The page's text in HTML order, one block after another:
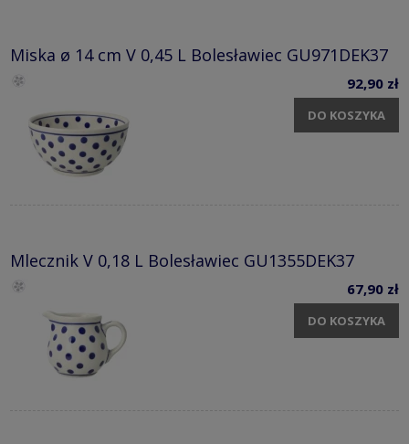
Miska ø 14 cm V 0,45 L Bolesławiec GU971DEK37
92,90 zł
DO KOSZYKA
Mlecznik V 0,18 L Bolesławiec GU1355DEK37
67,90 zł
DO KOSZYKA